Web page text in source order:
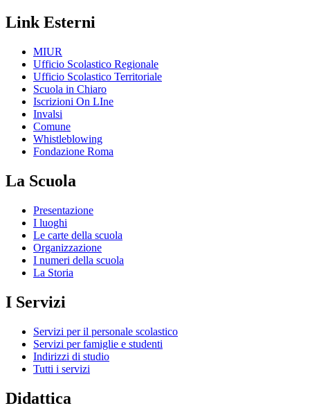
Link Esterni
MIUR
Ufficio Scolastico Regionale
Ufficio Scolastico Territoriale
Scuola in Chiaro
Iscrizioni On LIne
Invalsi
Comune
Whistleblowing
Fondazione Roma
La Scuola
Presentazione
I luoghi
Le carte della scuola
Organizzazione
I numeri della scuola
La Storia
I Servizi
Servizi per il personale scolastico
Servizi per famiglie e studenti
Indirizzi di studio
Tutti i servizi
Didattica